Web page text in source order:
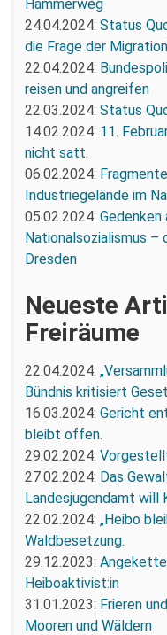
Hammerweg
24.04.2024: Status
die Frage der
22.04.2024:
reisen und angreifen
22.03.2024: Status
14.02.2024: 11.
nicht satt.
06.02.2024:
Industriegelände im
05.02.2024: Gedenken
Nationalsozialismus –
Dresden
Neueste
Freiräume
22.04.2024:
Bündnis kritisiert
16.03.2024: Gericht
bleibt offen.
29.02.2024:
27.02.2024: Das
Landesjugendamt will
22.02.2024: „Heibo
Waldbesetzung.
29.12.2023:
Heiboaktivist:in
31.01.2023: Frieren
Mooren und Wäldern